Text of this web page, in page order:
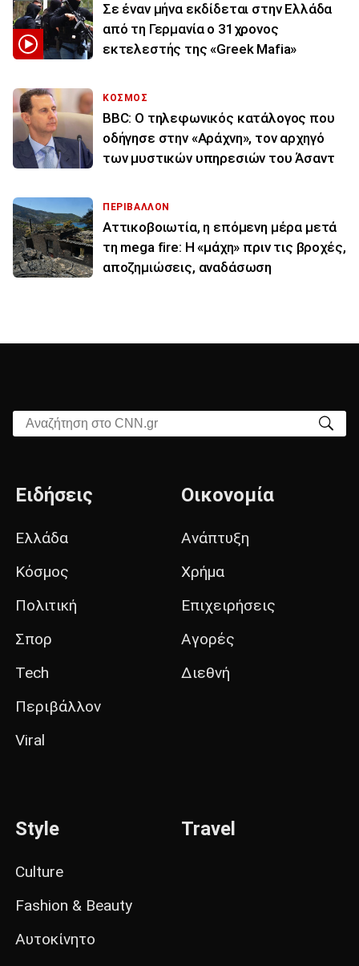
Σε έναν μήνα εκδίδεται στην Ελλάδα
από τη Γερμανία ο 31χρονος
εκτελεστής της «Greek Mafia»
ΚΟΣΜΟΣ
BBC: Ο τηλεφωνικός κατάλογος που
οδήγησε στην «Αράχνη», τον αρχηγό
των μυστικών υπηρεσιών του Άσαντ
ΠΕΡΙΒΑΛΛΟΝ
Αττικοβοιωτία, η επόμενη μέρα μετά
τη mega fire: Η «μάχη» πριν τις βροχές,
αποζημιώσεις, αναδάσωση
Αναζήτηση στο CNN.gr
Ειδήσεις
Ελλάδα
Κόσμος
Πολιτική
Σπορ
Tech
Περιβάλλον
Viral
Οικονομία
Ανάπτυξη
Χρήμα
Επιχειρήσεις
Αγορές
Διεθνή
Style
Culture
Fashion & Beauty
Αυτοκίνητο
Travel